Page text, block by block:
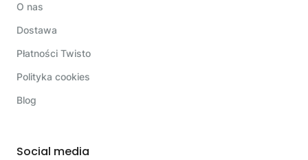
O nas
Dostawa
Płatności Twisto
Polityka cookies
Blog
Social media